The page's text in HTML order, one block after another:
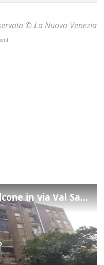
© La Nuova Venezia
Udine, fiamme in un balcone in via Val Saisera: intervengono i pompieri